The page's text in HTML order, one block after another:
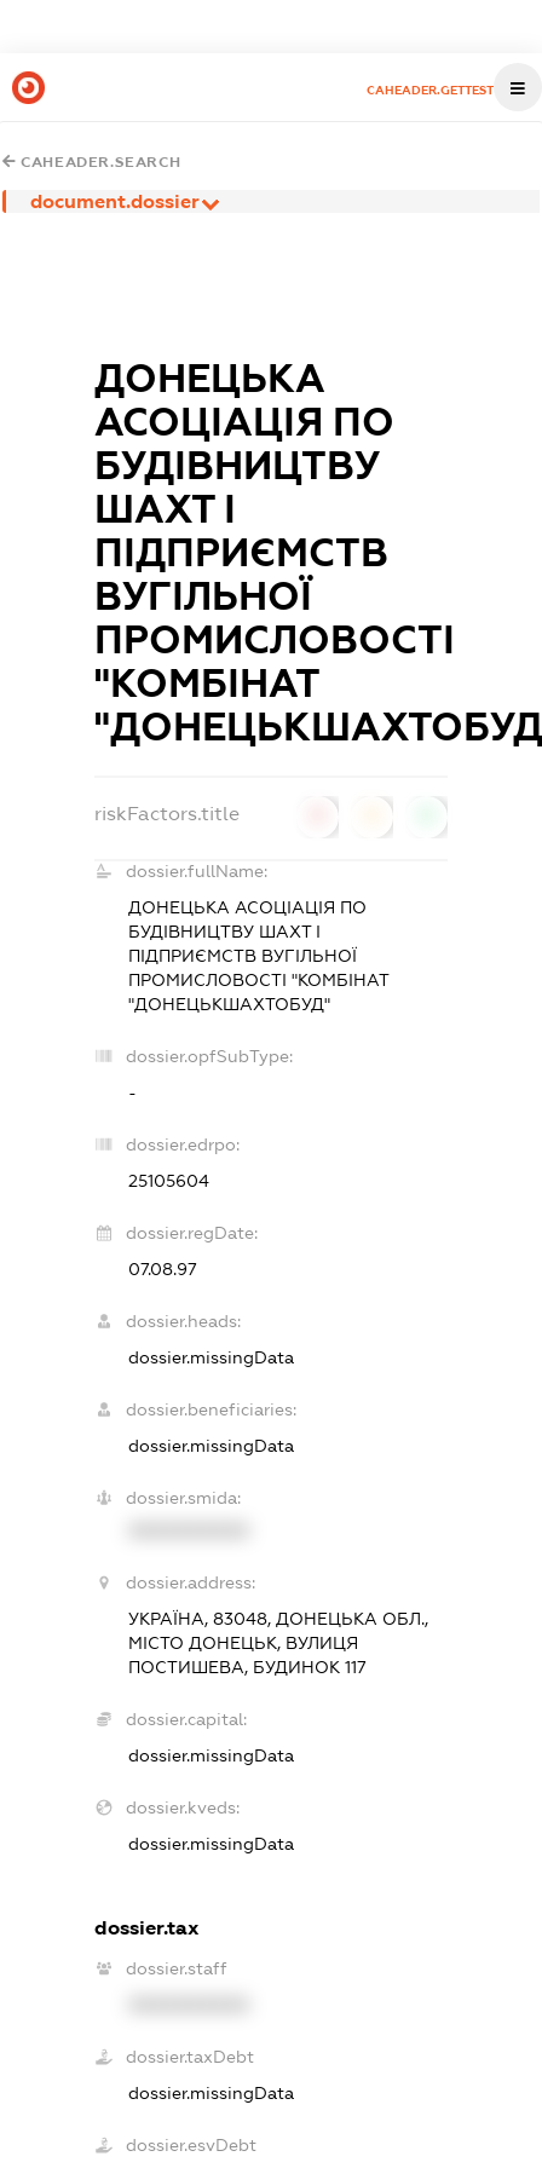
CAHEADER.GETTEST
CAHEADER.SEARCH
document.dossier
ДОНЕЦЬКА
АСОЦІАЦІЯ ПО
БУДІВНИЦТВУ
ШАХТ І
ПІДПРИЄМСТВ
ВУГІЛЬНОЇ
ПРОМИСЛОВОСТІ
"КОМБІНАТ
riskFactors.title
dossier.fullName:
ДОНЕЦЬКА АСОЦІАЦІЯ ПО
БУДІВНИЦТВУ ШАХТ І
ПІДПРИЄМСТВ ВУГІЛЬНОЇ
ПРОМИСЛОВОСТІ "КОМБІНАТ
"ДОНЕЦЬКШАХТОБУД"
dossier.opfSubType:
-
dossier.edrpo:
25105604
dossier.regDate:
07.08.97
dossier.heads:
dossier.missingData
dossier.beneficiaries:
dossier.missingData
dossier.smida:
dossier.address:
УКРАЇНА, 83048, ДОНЕЦЬКА ОБЛ.,
МІСТО ДОНЕЦЬК, ВУЛИЦЯ
ПОСТИШЕВА, БУДИНОК 117
dossier.capital:
dossier.missingData
dossier.kveds:
dossier.missingData
dossier.tax
dossier.staff
dossier.taxDebt
dossier.missingData
dossier.esvDebt